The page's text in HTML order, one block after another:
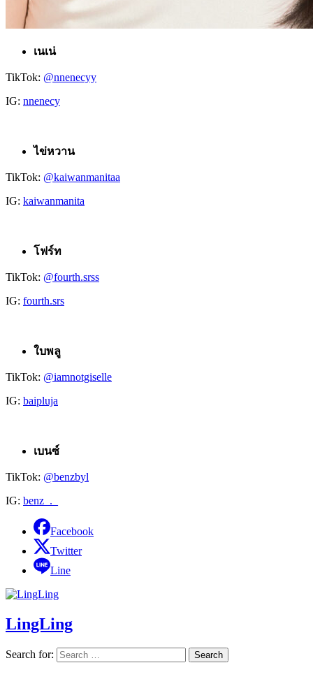
เนเน่
TikTok: @nnenecyy
IG: nnenecy
ไข่หวาน
TikTok: @kaiwanmanitaa
IG: kaiwanmanita
โฟร์ท
TikTok: @fourth.srss
IG: fourth.srs
ใบพลู
TikTok: @iamnotgiselle
IG: baipluja
เบนซ์
TikTok: @benzbyl
IG: benz_._
Facebook
Twitter
Line
LingLing
Search for: